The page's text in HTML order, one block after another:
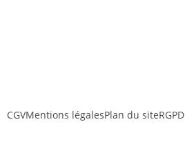
CGVMentions légalesPlan du siteRGPD